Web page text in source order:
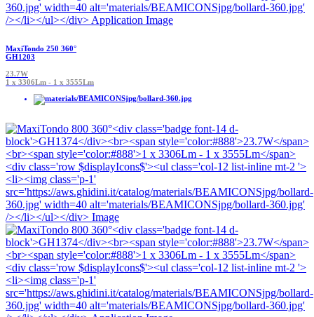
MaxiTondo 250 360°
GH1203
23.7W
1 x 3306Lm - 1 x 3555Lm